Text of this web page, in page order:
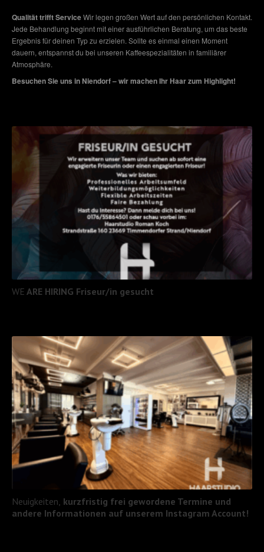
Qualität trifft ServiceWir legen großen Wert auf den persönlichen Kontakt.
Jede Behandlung beginnt mit einer ausführlichen Beratung, um das beste
Ergebnis für deinen Typ zu erzielen. Sollte es einmal einen Moment
dauern, entspannst du bei unseren Kaffeespezialitäten in familiärer
Atmosphäre.
Besuchen Sie uns in Niendorf – wir machen Ihr Haar zum Highlight!
WE ARE HIRING Friseur/in gesucht
Neuigkeiten, kurzfristig frei gewordene Termine und
andere Informationen auf unserem Instagram Account!